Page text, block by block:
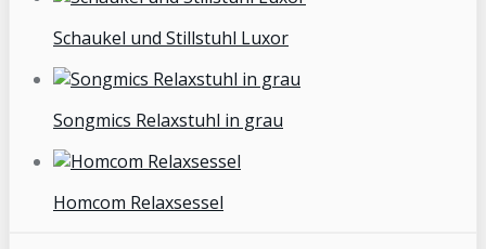
Schaukel und Stillstuhl Luxor
Songmics Relaxstuhl in grau
Homcom Relaxsessel